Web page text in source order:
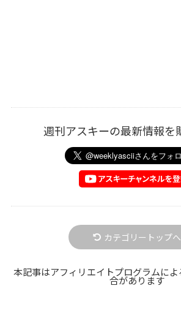
週刊アスキーの最新情報を
カテゴリートップへ
本記事はアフィリエイトプログラムに
合があります